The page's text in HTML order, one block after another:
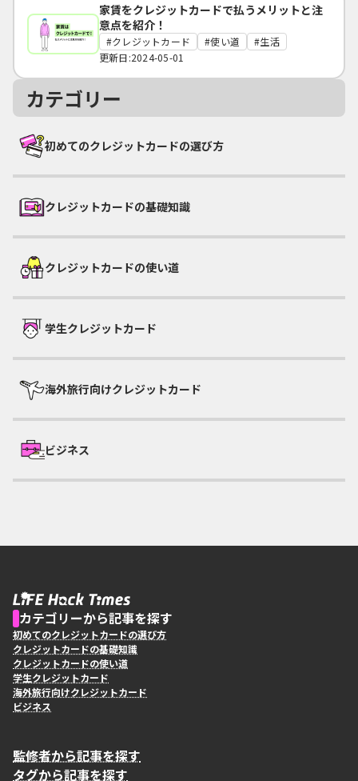
家賃をクレジットカードで払うメリットと注
意点を紹介！
クレジットカード 使い道
生活
更新日:2024-05-01
カテゴリー
初めてのクレジットカードの選び方
クレジットカードの基礎知識
クレジットカードの使い道
学生クレジットカード
海外旅行向けクレジットカード
ビジネス
カテゴリーから記事を探す
初めてのクレジットカードの選び方
クレジットカードの基礎知識
クレジットカードの使い道
学生クレジットカード
海外旅行向けクレジットカード
ビジネス
監修者から記事を探す
タグから記事を探す